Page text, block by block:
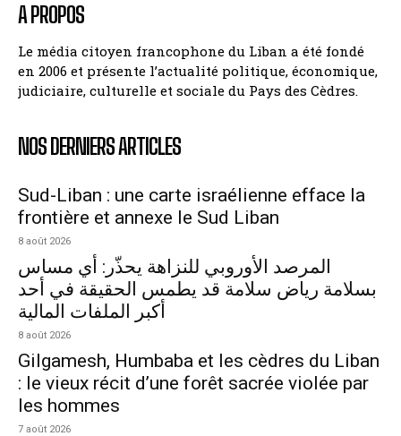
A PROPOS
Le média citoyen francophone du Liban a été fondé
en 2006 et présente l’actualité politique, économique,
judiciaire, culturelle et sociale du Pays des Cèdres.
NOS DERNIERS ARTICLES
Sud-Liban : une carte israélienne efface la
frontière et annexe le Sud Liban
8 août 2026
المرصد الأوروبي للنزاهة يحذّر: أي مساس
بسلامة رياض سلامة قد يطمس الحقيقة في أحد
أكبر الملفات المالية
8 août 2026
Gilgamesh, Humbaba et les cèdres du Liban
: le vieux récit d’une forêt sacrée violée par
les hommes
7 août 2026